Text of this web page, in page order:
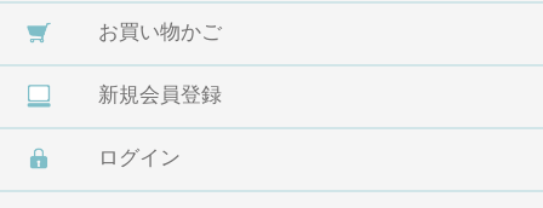
お買い物かご
新規会員登録
ログイン